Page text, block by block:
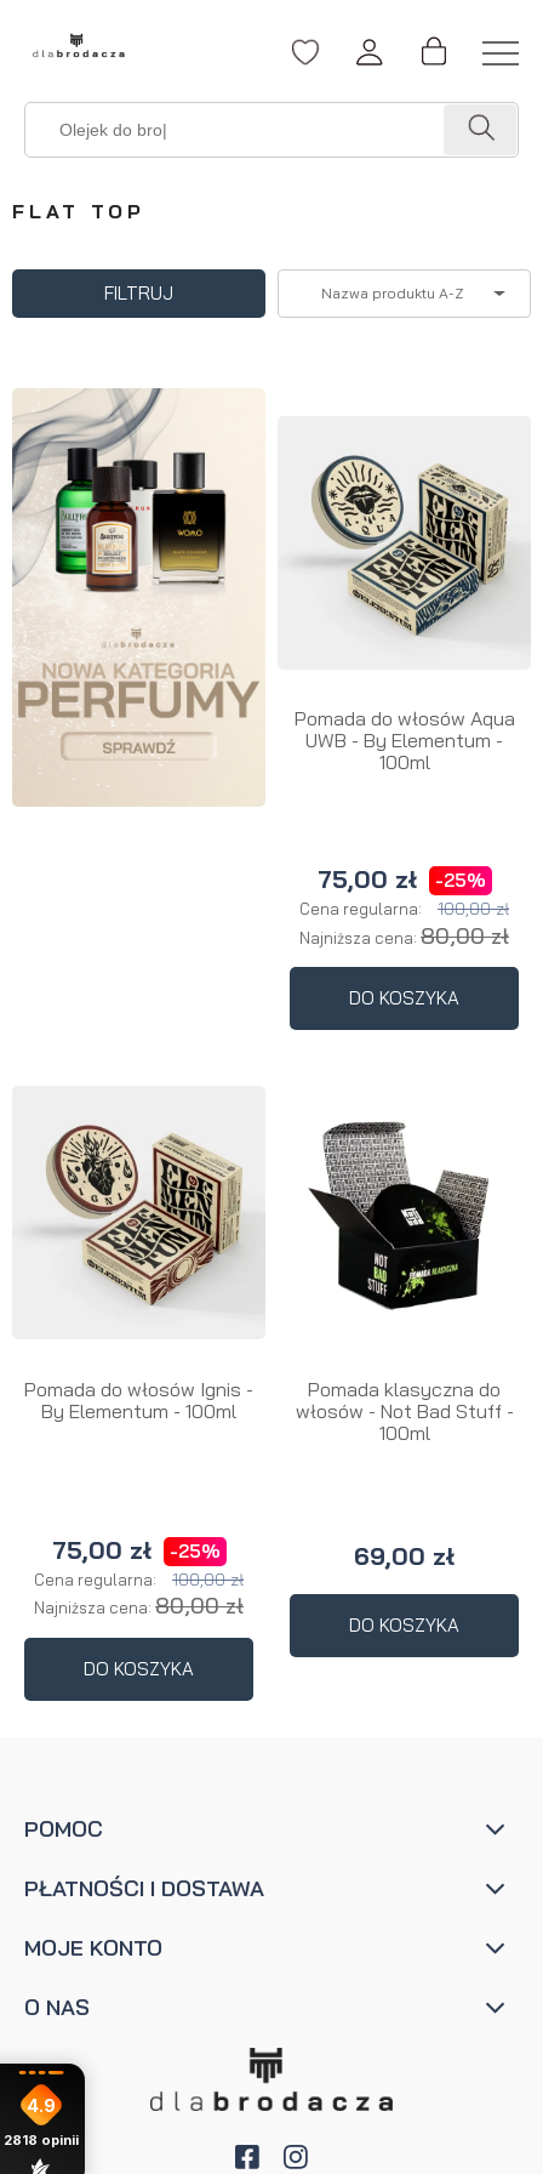
FLAT TOP
FILTRUJ Nazwa produktu A-Z
Pomada do włosów Aqua
UWB - By Elementum -
100ml
75,00 zł -25%
Cena regularna: 100,00 zł
Najniższa cena: 80,00 zł
DO KOSZYKA
Pomada do włosów Ignis -
By Elementum - 100ml
75,00 zł -25%
Cena regularna: 100,00 zł
Najniższa cena: 80,00 zł
DO KOSZYKA
Pomada klasyczna do
włosów - Not Bad Stuff -
100ml
69,00 zł
DO KOSZYKA
POMOC
PŁATNOŚCI I DOSTAWA
MOJE KONTO
O NAS
4.9
2818 opinii